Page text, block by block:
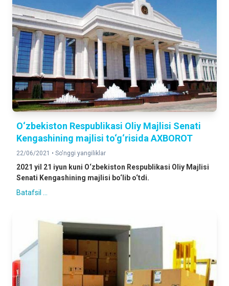
O‘zbekiston Respublikasi Oliy Majlisi Senati
Kengashining majlisi to‘g‘risida AXBOROT
22/06/2021 • So'nggi yangiliklar
2021 yil 21 iyun kuni O‘zbekiston Respublikasi Oliy Majlisi
Senati Kengashining majlisi bo‘lib o‘tdi.
Batafsil ...